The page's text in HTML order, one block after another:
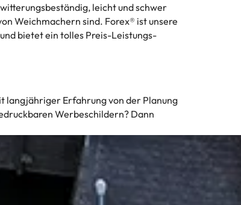
leicht und schwer
Weichmachern sind. Forex® ist unsere
bietet ein tolles Preis-Leistungs-
langjähriger Erfahrung von der Planung
Werbeschildern? Dann